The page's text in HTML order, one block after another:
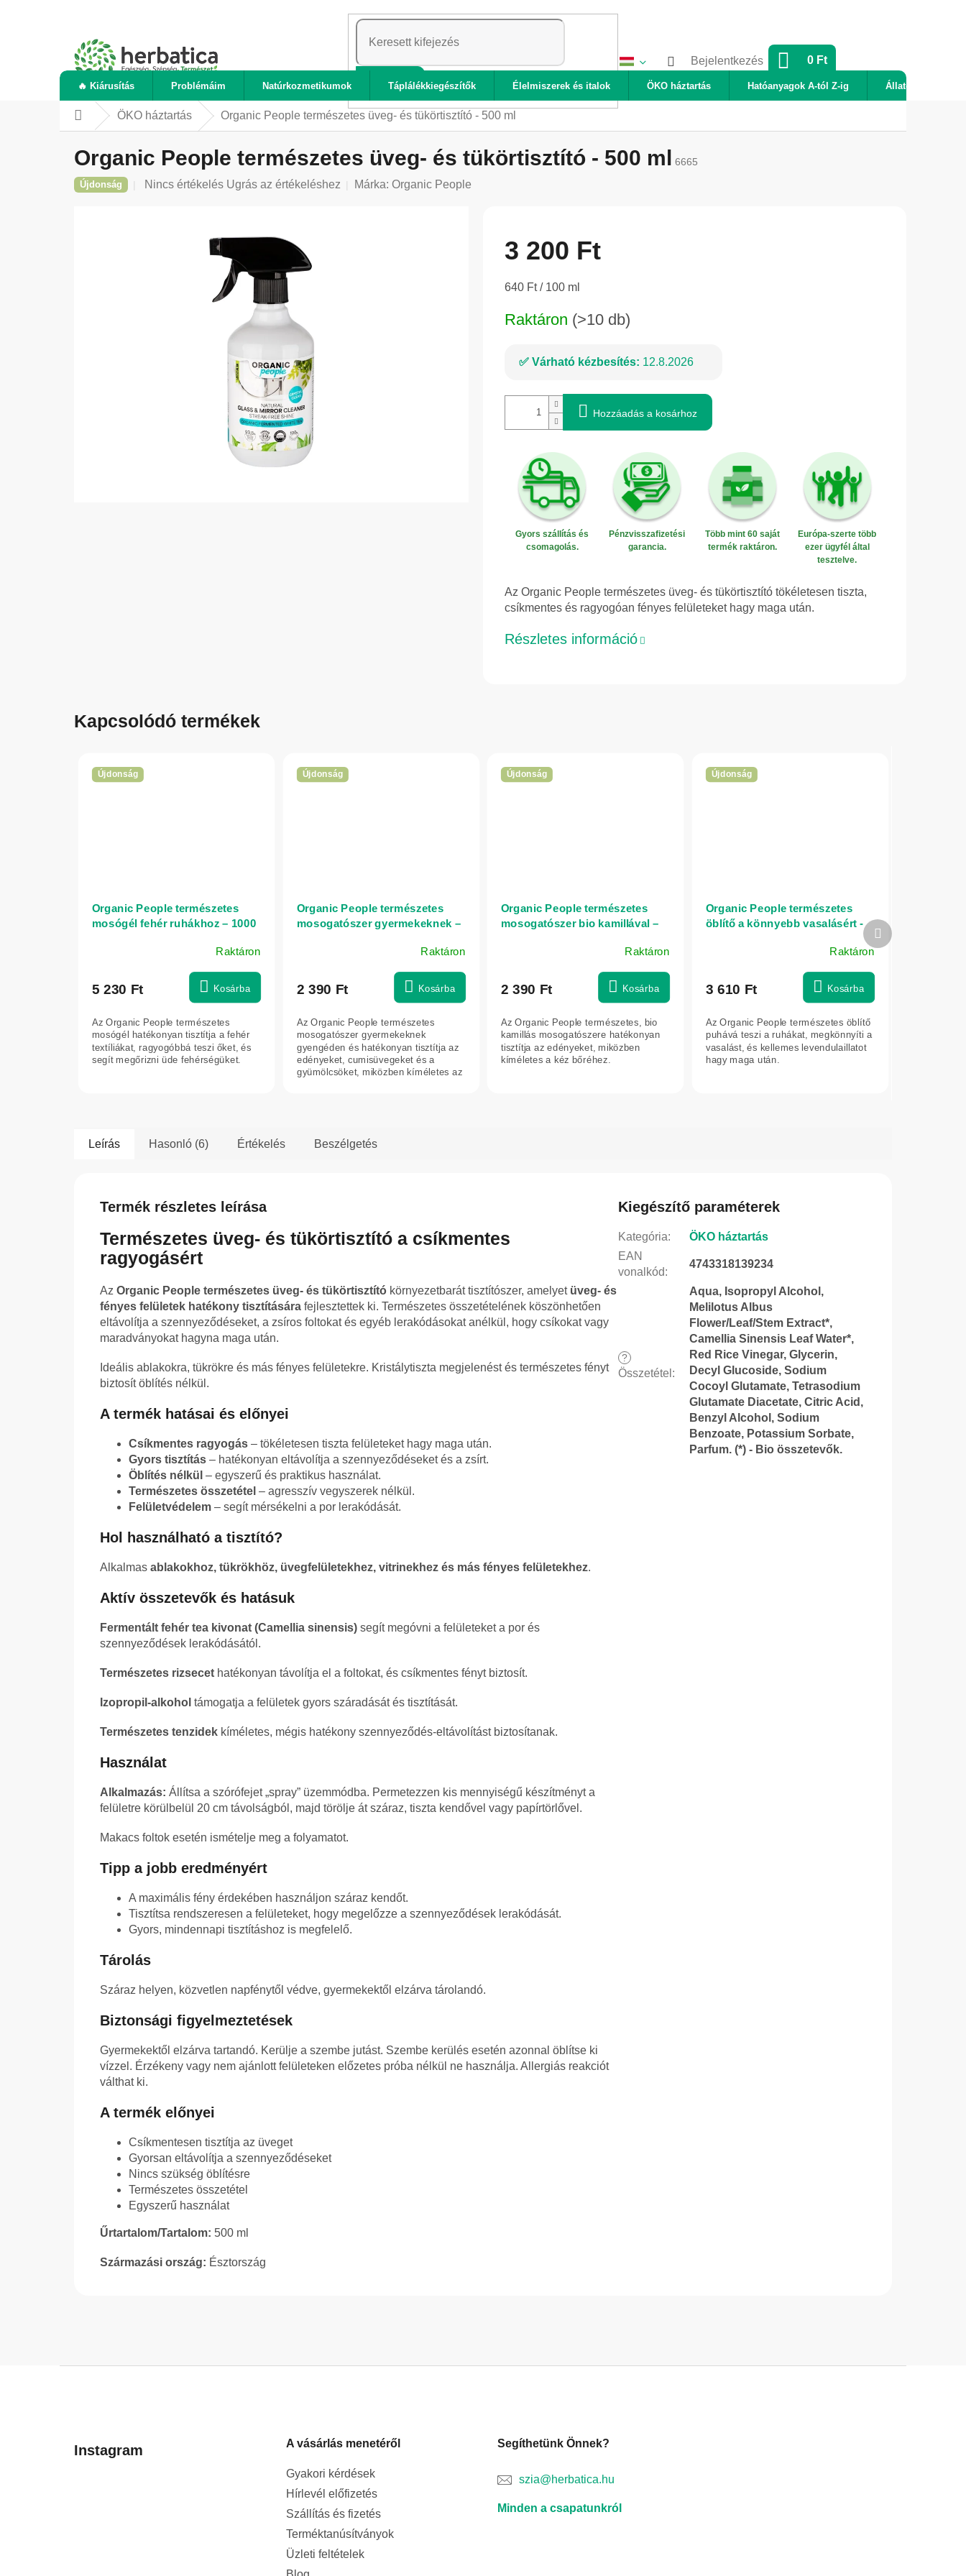
KERESÉS
Bejelentkezés KOSÁR
0 Ft
🔥 Kiárusítás Problémáim Natúrkozmetikumok Táplálékkiegészítők Élelmiszerek és italok ÖKO háztartás Hatóanyagok A-tól Z-ig Állatok
KezdőlapÖKO háztartás Organic People természetes üveg- és tükörtisztító - 500 ml
Organic People természetes üveg- és tükörtisztító - 500 ml 6665
Újdonság
A
Nincs értékelés Ugrás az értékeléshez Márka: Organic People
3 200 Ft
Egységár:
640 Ft / 100 ml
Raktáron (>10 db)
Várható kézbesítés: 12.8.2026
Hozzáadás a kosárhoz
Gyors szállítás és
csomagolás.
Pénzvisszafizetési
garancia.
Több mint 60 saját
termék raktáron.
Európa-szerte több
ezer ügyfél által
tesztelve.
Az Organic People természetes üveg- és tükörtisztító tökéletesen tiszta,
csíkmentes és ragyogóan fényes felületeket hagy maga után.
Részletes információ
Kapcsolódó termékek
Újdonság
Organic People természetes
mosógél fehér ruhákhoz – 1000
Raktáron
5 230 Ft Kosárba
Az Organic People természetes
mosógél hatékonyan tisztítja a fehér
textíliákat, ragyogóbbá teszi őket, és
segít megőrizni üde fehérségüket.
Újdonság
Organic People természetes
mosogatószer gyermekeknek –
Raktáron
2 390 Ft Kosárba
Az Organic People természetes
mosogatószer gyermekeknek
gyengéden és hatékonyan tisztítja az
edényeket, cumisüvegeket és a
gyümölcsöket, miközben kíméletes az
Újdonság
Organic People természetes
mosogatószer bio kamillával –
Raktáron
2 390 Ft Kosárba
Az Organic People természetes, bio
kamillás mosogatószere hatékonyan
tisztítja az edényeket, miközben
kíméletes a kéz bőréhez.
Újdonság
Organic People természetes
öblítő a könnyebb vasalásért -
Raktáron
3 610 Ft Kosárba
Az Organic People természetes öblítő
puhává teszi a ruhákat, megkönnyíti a
vasalást, és kellemes levendulaillatot
hagy maga után.
Következő
termék
Leírás Hasonló (6) Értékelés Beszélgetés
Termék részletes leírása
Természetes üveg- és tükörtisztító a csíkmentes
ragyogásért
Az Organic People természetes üveg- és tükörtisztító környezetbarát tisztítószer, amelyet üveg- és
fényes felületek hatékony tisztítására fejlesztettek ki. Természetes összetételének köszönhetően
eltávolítja a szennyeződéseket, a zsíros foltokat és egyéb lerakódásokat anélkül, hogy csíkokat vagy
maradványokat hagyna maga után.
Ideális ablakokra, tükrökre és más fényes felületekre. Kristálytiszta megjelenést és természetes fényt
biztosít öblítés nélkül.
A termék hatásai és előnyei
Csíkmentes ragyogás – tökéletesen tiszta felületeket hagy maga után.
Gyors tisztítás – hatékonyan eltávolítja a szennyeződéseket és a zsírt.
Öblítés nélkül – egyszerű és praktikus használat.
Természetes összetétel – agresszív vegyszerek nélkül.
Felületvédelem – segít mérsékelni a por lerakódását.
Hol használható a tisztító?
Alkalmas ablakokhoz, tükrökhöz, üvegfelületekhez, vitrinekhez és más fényes felületekhez.
Aktív összetevők és hatásuk
Fermentált fehér tea kivonat (Camellia sinensis) segít megóvni a felületeket a por és
szennyeződések lerakódásától.
Természetes rizsecet hatékonyan távolítja el a foltokat, és csíkmentes fényt biztosít.
Izopropil-alkohol támogatja a felületek gyors száradását és tisztítását.
Természetes tenzidek kíméletes, mégis hatékony szennyeződés-eltávolítást biztosítanak.
Használat
Alkalmazás: Állítsa a szórófejet „spray” üzemmódba. Permetezzen kis mennyiségű készítményt a
felületre körülbelül 20 cm távolságból, majd törölje át száraz, tiszta kendővel vagy papírtörlővel.
Makacs foltok esetén ismételje meg a folyamatot.
Tipp a jobb eredményért
A maximális fény érdekében használjon száraz kendőt.
Tisztítsa rendszeresen a felületeket, hogy megelőzze a szennyeződések lerakódását.
Gyors, mindennapi tisztításhoz is megfelelő.
Tárolás
Száraz helyen, közvetlen napfénytől védve, gyermekektől elzárva tárolandó.
Biztonsági figyelmeztetések
Gyermekektől elzárva tartandó. Kerülje a szembe jutást. Szembe kerülés esetén azonnal öblítse ki
vízzel. Érzékeny vagy nem ajánlott felületeken előzetes próba nélkül ne használja. Allergiás reakciót
válthat ki.
A termék előnyei
Csíkmentesen tisztítja az üveget
Gyorsan eltávolítja a szennyeződéseket
Nincs szükség öblítésre
Természetes összetétel
Egyszerű használat
Űrtartalom/Tartalom: 500 ml
Származási ország: Észtország
Kiegészítő paraméterek
Kategória:
ÖKO háztartás
EAN
vonalkód:
4743318139234
?
Összetétel :
Aqua, Isopropyl Alcohol,
Melilotus Albus
Flower/Leaf/Stem Extract*,
Camellia Sinensis Leaf Water*,
Red Rice Vinegar, Glycerin,
Decyl Glucoside, Sodium
Cocoyl Glutamate, Tetrasodium
Glutamate Diacetate, Citric Acid,
Benzyl Alcohol, Sodium
Benzoate, Potassium Sorbate,
Parfum. (*) - Bio összetevők.
Instagram A vásárlás menetéről
Gyakori kérdések
Hírlevél előfizetés
Szállítás és fizetés
Terméktanúsítványok
Üzleti feltételek
Segíthetünk Önnek?
szia@herbatica.hu
Minden a csapatunkról